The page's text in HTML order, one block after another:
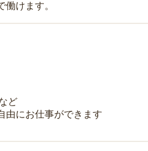
けます。
ど
由にお仕事ができます